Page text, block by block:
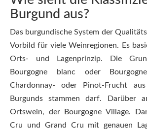
Burgund aus?
Das burgundische System der
Vorbild für viele Weinregionen. Es
Orts- und Lagenprinzip. Die
Bourgogne blanc oder
Chardonnay- oder Pinot-Frucht
Burgunds stammen darf. Darüber
Ortswein, der Bourgogne Village.
Cru und Grand Cru mit genauen